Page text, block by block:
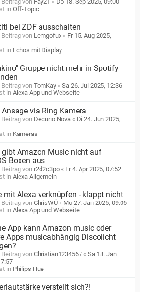
Beitrag von Fay21 « Do 18. Sep 2025, 09:00
inOff-Topic
bei ZDF ausschalten
Beitrag von Lemgofux « Fr 15. Aug 2025,
in Echos mit Display
Gruppe nicht mehr in Spotify
Beitrag von TomKay « Sa 26. Jul 2025, 12:36
inAlexa App und Webseite
Ansage via Ring Kamera
Beitrag von Decurio Nova « Di 24. Jun 2025,
in Kameras
gibt Amazon Music nicht auf
Boxen aus
Beitrag von r2d2c3po « Fr 4. Apr 2025, 07:52
inAlexa Allgemein
mit Alexa verknüpfen - klappt nicht
Beitrag von ChrisWÜ « Mo 27. Jan 2025, 09:06
inAlexa App und Webseite
App kann Amazon music oder
Apps musicabhängig Discolicht
Beitrag von Christian1234567 « Sa 18. Jan
in Philips Hue
verstellt sich?!